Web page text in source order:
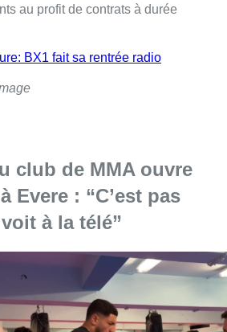
au profit de contrats à durée
BX1 fait sa rentrée radio
club de MMA ouvre
Evere : “C’est pas
à la télé”